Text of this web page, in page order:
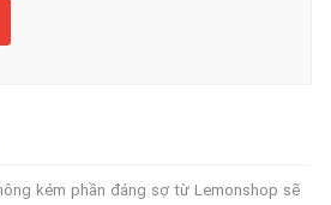
kém phần đáng sợ từ Lemonshop sẽ